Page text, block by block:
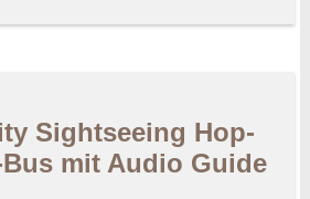
Sightseeing Hop-
mit Audio Guide